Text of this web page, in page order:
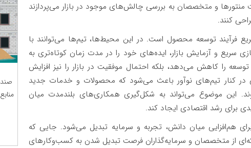
و متخصصان به بررسی چالش‌های موجود در بازار می‌پردازند
کنند.
فرآیند توسعه محصول است. در این محیط‌ها، تیم‌ها می‌توانند با
سریع و آزمایش بازار، ایده‌های خود را در مدت زمان کوتاه‌تری به
را کاهش می‌دهد، بلکه احتمال موفقیت در بازار را نیز افزایش
کنار تیم‌های نوآور باعث می‌شود که محصولات و خدمات جدید
این موضوع می‌تواند به شکل‌گیری همکاری‌های بلندمدت میان
برای رشد اقتصادی ایجاد کند.
هم‌افزایی میان دانش، تجربه و سرمایه تبدیل می‌شود. جایی که
از متخصصان و سرمایه‌گذاران فرصت تبدیل شدن به کسب‌وکارهای